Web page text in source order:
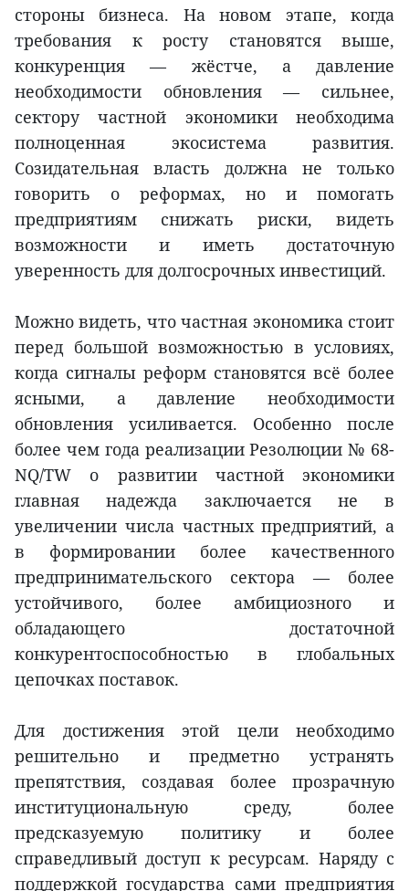
стороны бизнеса. На новом этапе, когда
требования к росту становятся выше,
конкуренция — жёстче, а давление
необходимости обновления — сильнее,
сектору частной экономики необходима
полноценная экосистема развития.
Созидательная власть должна не только
говорить о реформах, но и помогать
предприятиям снижать риски, видеть
возможности и иметь достаточную
уверенность для долгосрочных инвестиций.
Можно видеть, что частная экономика стоит
перед большой возможностью в условиях,
когда сигналы реформ становятся всё более
ясными, а давление необходимости
обновления усиливается. Особенно после
более чем года реализации Резолюции № 68-
NQ/TW о развитии частной экономики
главная надежда заключается не в
увеличении числа частных предприятий, а
в формировании более качественного
предпринимательского сектора — более
устойчивого, более амбициозного и
обладающего достаточной
конкурентоспособностью в глобальных
цепочках поставок.
Для достижения этой цели необходимо
решительно и предметно устранять
препятствия, создавая более прозрачную
институциональную среду, более
предсказуемую политику и более
справедливый доступ к ресурсам. Наряду с
поддержкой государства сами предприятия